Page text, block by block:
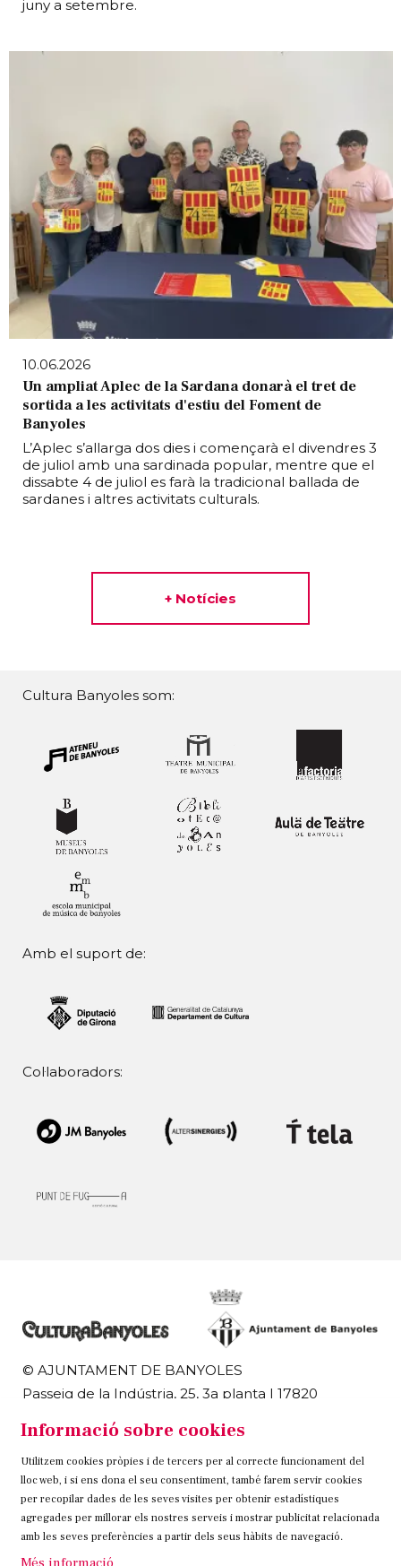
juny a setembre.
10.06.2026
Un ampliat Aplec de la Sardana donarà el tret de
sortida a les activitats d'estiu del Foment de
Banyoles
L’Aplec s’allarga dos dies i començarà el divendres 3
de juliol amb una sardinada popular, mentre que el
dissabte 4 de juliol es farà la tradicional ballada de
sardanes i altres activitats culturals.
+ Notícies
Cultura Banyoles som:
Amb el suport de:
Col·laboradors:
© AJUNTAMENT DE BANYOLES
Passeig de la Indústria, 25, 3a planta | 17820
972 58 18 48 | 972 57 00 50
Sitemap Avís Legal Ús de Cookies Contacteu
Link a instagram
Link a twitter
Link a facebook
Informació sobre cookies
Utilitzem cookies pròpies i de tercers per al correcte funcionament del
lloc web, i si ens dona el seu consentiment, també farem servir cookies
per recopilar dades de les seves visites per obtenir estadístiques
agregades per millorar els nostres serveis i mostrar publicitat relacionada
amb les seves preferències a partir dels seus hàbits de navegació.